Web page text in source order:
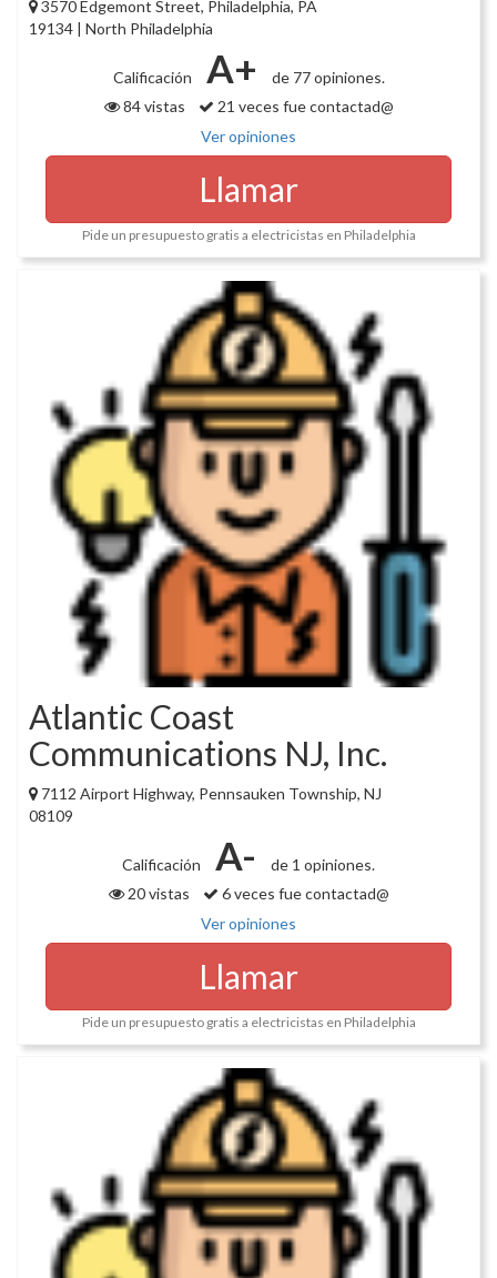
3570 Edgemont Street, Philadelphia, PA
19134 | North Philadelphia
Calificación A+
de 77 opiniones.
84 vistas
21 veces fue contactad@
Ver opiniones
Llamar
Pide un presupuesto gratis a electricistas en Philadelphia
Atlantic Coast
Communications NJ, Inc.
7112 Airport Highway, Pennsauken Township, NJ
08109
Calificación A-
de 1 opiniones.
20 vistas
6 veces fue contactad@
Ver opiniones
Llamar
Pide un presupuesto gratis a electricistas en Philadelphia